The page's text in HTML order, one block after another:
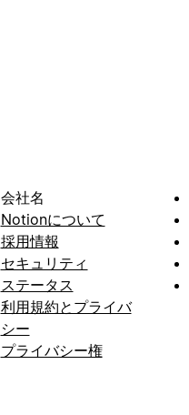
会社名
Notionについて
採用情報
セキュリティ
ステータス
利用規約とプライバ
シー
プライバシー権